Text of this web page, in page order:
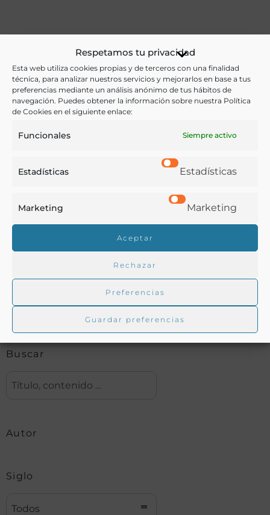
Respetamos tu privacidad
Esta web utiliza cookies propias y de terceros con una finalidad
técnica, para analizar nuestros servicios y mejorarlos en base a tus
preferencias mediante un análisis anónimo de tus hábitos de
navegación. Puedes obtener la información sobre nuestra Política
de Cookies en el siguiente enlace:
Funcionales Siempre activo
Estadísticas Estadísticas
Marketing Marketing
Aceptar
Rechazar
Preferencias
Guardar preferencias
Bebidas ,Economía y Comercio,Enología y Viticultura
Legislación
Ver más libros con las palabras clave:
Ordenanzas,Valladolid
Buscar en la biblioteca
Biblioteca digital Duque de Ahumada
Buscar
Autor
Siglo
Todos